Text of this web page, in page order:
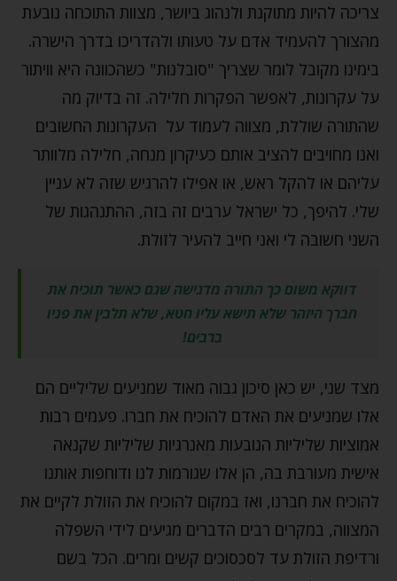
צריכה להיות מתוקנת ולנהוג ביושר, מצוות התוכחה נובעת
מהצורך להעמיד אדם על טעותו ולהדריכו בדרך הישרה.
בימינו מקובל לומר שצריך "סובלנות" כשהכוונה היא וויתור
על עקרונות, לאפשר הפקרות חלילה. זה בדיוק מה
שהתורה שוללת, מצווה לעמוד על העקרונות החשובים
ואנו מחויבים להציב אותם כעיקרון מנחה, חלילה מלוותר
עליהם או להקל ראש, או אפילו להרגיש שזה לא עניין
שלי. להיפך, כל ישראל ערבים זה בזה, ההתנהגות של
השני חשובה לי ואני חייב להעיר לזולת.
דווקא משום כך התורה מדגישה שגם כאשר תוכיח את
חברך היזהר שלא תישא עליו חטא, שלא תלבין את פניו
ברבים!
מצד שני, יש כאן סיכון גבוה מאוד שמניעים שליליים הם
אלו שמניעים את האדם להוכיח את חברו. פעמים רבות
אמוציות שליליות הנובעות מאנרגיות שליליות שקנאה
אישית מעורבת בה, הן אלו שגורמות לנו ודוחפות אותנו
להוכיח את חברנו, ואז במקום להוכיח את הזולת לקיים את
המצווה, במקרים רבים הדברים מגיעים לידי השפלה
ורדיפת הזולת עד לסכסוכים קשים ומרים. הכל בשם